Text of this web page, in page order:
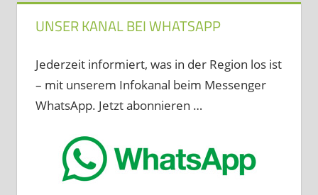
UNSER KANAL BEI WHATSAPP
Jederzeit informiert, was in der Region los ist
– mit unserem Infokanal beim Messenger
WhatsApp. Jetzt abonnieren …